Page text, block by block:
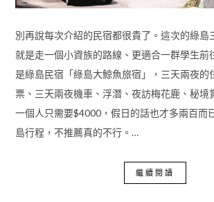
別再說每次介紹的民宿都很貴了。這次的綠島
就是走一個小資族的路線、更適合一群學生前
是綠島民宿「綠島大鯨魚旅宿」，三天兩夜的
票、三天兩夜機車、浮潛、夜訪梅花鹿、秘境
一個人只需要$4000，假日的話也才多兩百而
島行程，不推薦真的不行。…
繼續閱讀